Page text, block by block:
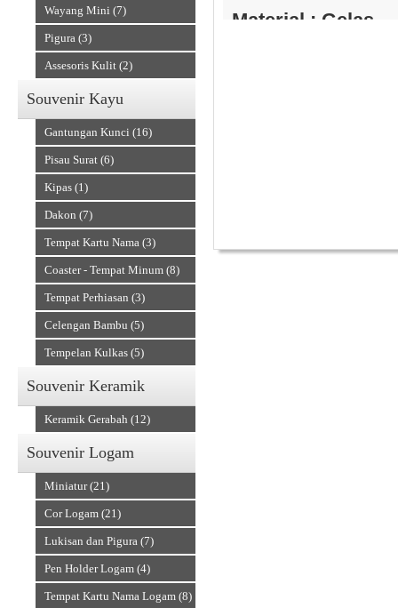
Wayang Mini (7)
Pigura (3)
Assesoris Kulit (2)
Souvenir Kayu
Gantungan Kunci (16)
Pisau Surat (6)
Kipas (1)
Dakon (7)
Tempat Kartu Nama (3)
Coaster - Tempat Minum (8)
Tempat Perhiasan (3)
Celengan Bambu (5)
Tempelan Kulkas (5)
Souvenir Keramik
Keramik Gerabah (12)
Souvenir Logam
Miniatur (21)
Cor Logam (21)
Lukisan dan Pigura (7)
Pen Holder Logam (4)
Tempat Kartu Nama Logam (8)
Material : Gelas